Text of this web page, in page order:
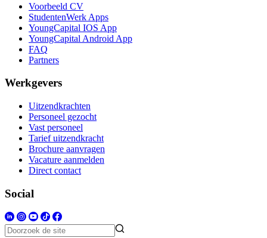
Voorbeeld CV
StudentenWerk Apps
YoungCapital IOS App
YoungCapital Android App
FAQ
Partners
Werkgevers
Uitzendkrachten
Personeel gezocht
Vast personeel
Tarief uitzendkracht
Brochure aanvragen
Vacature aanmelden
Direct contact
Social